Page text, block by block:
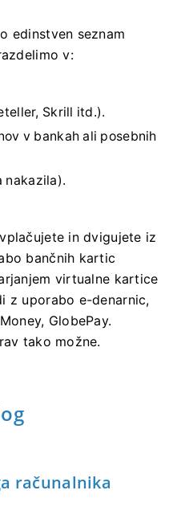
edinstven seznam
v:
Skrill itd.).
v bankah ali posebnih
nakazila).
in dvigujete iz
bančnih kartic
virtualne kartice
z uporabo e-denarnic,
GlobePay.
tako možne.
računalnika